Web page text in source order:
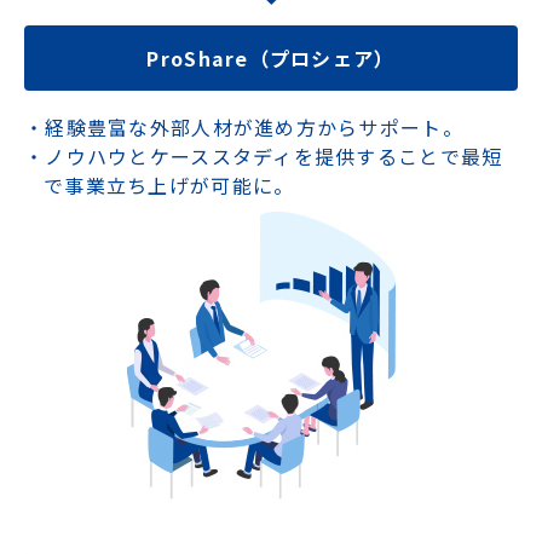
ProShare（プロシェア）
・経験豊富な外部人材が進め方からサポート。
・ノウハウとケーススタディを提供することで最短
で事業立ち上げが可能に。